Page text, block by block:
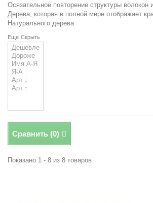
Осязательное повторение структуры волокон
Дерева, которая в полной мере отображает
Натурального дерева
Еще Скрыть
Сравнить (0)
Показано 1 - 8 из 8 товаров